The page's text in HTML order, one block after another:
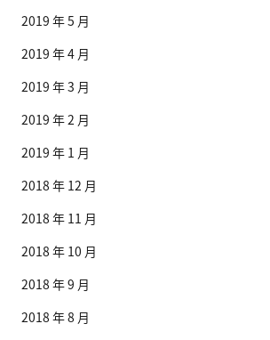
2019 年 5 月
2019 年 4 月
2019 年 3 月
2019 年 2 月
2019 年 1 月
2018 年 12 月
2018 年 11 月
2018 年 10 月
2018 年 9 月
2018 年 8 月